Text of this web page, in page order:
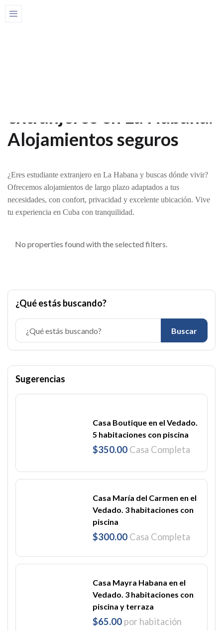
Home
extranjeros en La Habana.
Alojamientos seguros
¿Eres estudiante extranjero en La Habana y buscas dónde vivir?
Ofrecemos alojamientos de largo plazo adaptados a tus
necesidades, con confort, privacidad y excelente ubicación. Vive
tu experiencia en Cuba con tranquilidad.
No properties found with the selected filters.
¿Qué estás buscando?
Buscar
Sugerencias
Casa Boutique en el Vedado.
5 habitaciones con piscina
$350.00 Casa Completa
Casa María del Carmen en el
Vedado. 3 habitaciones con
piscina
$300.00 Casa Completa
Casa Mayra Habana en el
Vedado. 3 habitaciones con
piscina y terraza
$65.00 por habitación